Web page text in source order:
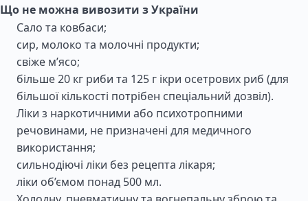
Що не можна вивозити з України
Сало та ковбаси;
сир, молоко та молочні продукти;
свіже м’ясо;
більше 20 кг риби та 125 г ікри осетрових риб (для
більшої кількості потрібен спеціальний дозвіл).
Ліки з наркотичними або психотропними
речовинами, не призначені для медичного
використання;
сильнодіючі ліки без рецепта лікаря;
ліки об’ємом понад 500 мл.